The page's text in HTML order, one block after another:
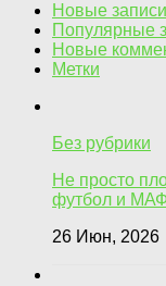
Новые записи
Популярные
Новые
Метки
Без рубрики
Не просто
футбол и
26 Июн, 2026